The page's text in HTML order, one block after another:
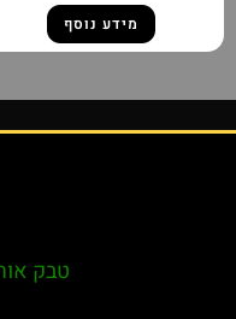
מידע נוסף
טבק אור